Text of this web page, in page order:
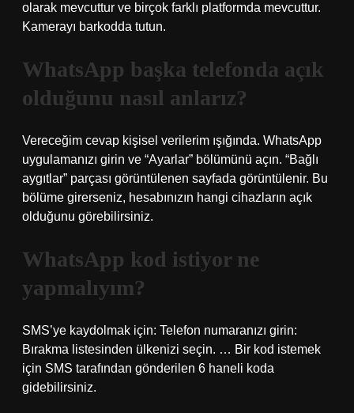
olarak mevcuttur ve birçok farklı platformda mevcuttur.
Kamerayı barkodda tutun.
WhatsApp başka telefonda açık
olduğunu nasıl anlarız?
Vereceğim cevap kişisel verilerim ışığında. WhatsApp
uygulamanızı girin ve “Ayarlar” bölümünü açın. “Bağlı
aygıtlar” parçası görüntülenen sayfada görüntülenir. Bu
bölüme girerseniz, hesabınızın hangi cihazların açık
olduğunu görebilirsiniz.
WhatsApp kod istiyor ne
yapmalıyım?
SMS’ye kaydolmak için: Telefon numaranızı girin:
Bırakma listesinden ülkenizi seçin. … Bir kod istemek
için SMS tarafından gönderilen 6 haneli koda
gidebilirsiniz.